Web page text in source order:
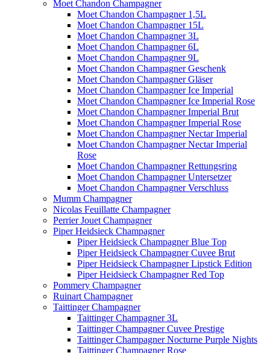
Moet Chandon Champagner
Moet Chandon Champagner 1,5L
Moet Chandon Champagner 15L
Moet Chandon Champagner 3L
Moet Chandon Champagner 6L
Moet Chandon Champagner 9L
Moet Chandon Champagner Geschenk
Moet Chandon Champagner Gläser
Moet Chandon Champagner Ice Imperial
Moet Chandon Champagner Ice Imperial Rose
Moet Chandon Champagner Imperial Brut
Moet Chandon Champagner Imperial Rose
Moet Chandon Champagner Nectar Imperial
Moet Chandon Champagner Nectar Imperial
Rose
Moet Chandon Champagner Rettungsring
Moet Chandon Champagner Untersetzer
Moet Chandon Champagner Verschluss
Mumm Champagner
Nicolas Feuillatte Champagner
Perrier Jouet Champagner
Piper Heidsieck Champagner
Piper Heidsieck Champagner Blue Top
Piper Heidsieck Champagner Cuvee Brut
Piper Heidsieck Champagner Lipstick Edition
Piper Heidsieck Champagner Red Top
Pommery Champagner
Ruinart Champagner
Taittinger Champagner
Taittinger Champagner 3L
Taittinger Champagner Cuvee Prestige
Taittinger Champagner Nocturne Purple Nights
Taittinger Champagner Rose